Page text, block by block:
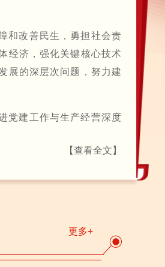
和改善民生，勇担社会责
经济，强化关键核心技术
展的深层次问题，努力建
党建工作与生产经营深度
【查看全文】
更多+